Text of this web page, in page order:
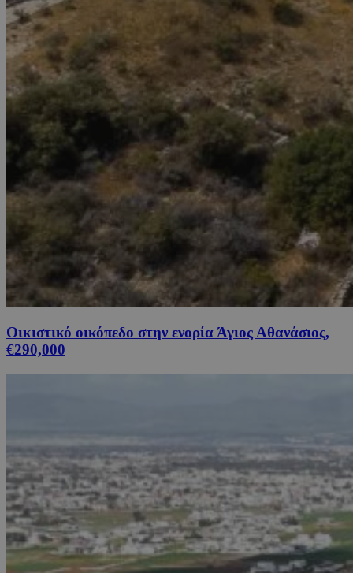
Οικιστικό οικόπεδο στην ενορία Άγιος Αθανάσιος,
€290,000